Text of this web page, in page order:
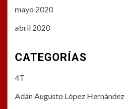
mayo 2020
abril 2020
CATEGORÍAS
4T
Adán Augusto López Hernández